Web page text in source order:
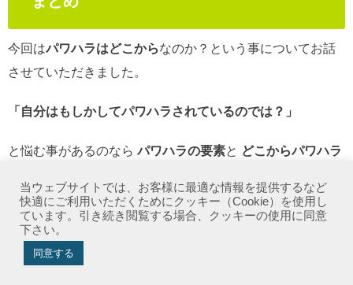
今回はパワハラはどこからなのか？という事についてお話
させていただきました。
「自分はもしかしてパワハラされているのでは？」
と悩む事があるのなら パワハラの要素と どこからパワハラ
ここまで読んで下さってありがとうございました。
このページが誰かの役に立ちますように。
当ウェブサイトでは、お客様に最適な情報を提供するなど
快適にご利用いただくためにクッキー（Cookie）を使用し
ています。引き続き閲覧する場合、クッキーの使用に同意
下さい。
同意する